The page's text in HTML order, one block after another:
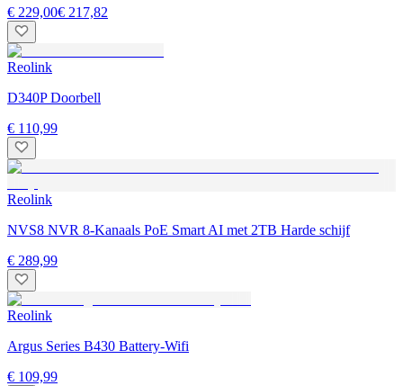
€ 229,00€ 217,82
Reolink
D340P Doorbell
€ 110,99
Reolink
NVS8 NVR 8-Kanaals PoE Smart AI met 2TB Harde schijf
€ 289,99
Reolink
Argus Series B430 Battery-Wifi
€ 109,99